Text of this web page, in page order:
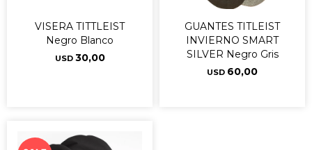
VISERA TITTLEIST
Negro Blanco
USD 30,00
GUANTES TITLEIST
INVIERNO SMART
SILVER Negro Gris
USD 60,00